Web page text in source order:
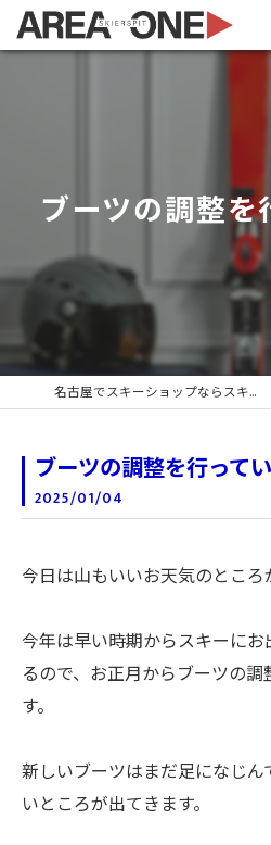
ブーツの調整を
名古屋でスキーショップならスキーヤーズピットエリア1
ブーツの調整を行って
2025/01/04
今日は山もいいお天気のところ
今年は早い時期からスキーに
るので、お正月からブーツの
す。
新しいブーツはまだ足になじ
いところが出てきます。